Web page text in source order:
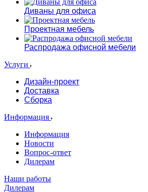
Диваны для офиса
Проектная мебель
Распродажа офисной мебели
Услуги
Дизайн-проект
Доставка
Сборка
Информация
Информация
Новости
Вопрос-ответ
Дилерам
Наши работы
Дилерам